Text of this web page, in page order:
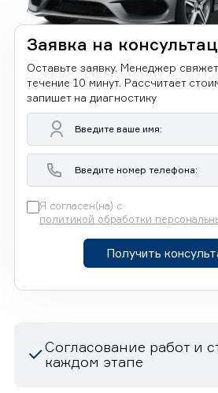
Заявка на
Оставьте заявку. Менеджер
течение 10 минут. Рассчитает
запишет на диагностику
Я согласен(на) с
политикой обработки
Получить
Согласование работ и
каждом этапе